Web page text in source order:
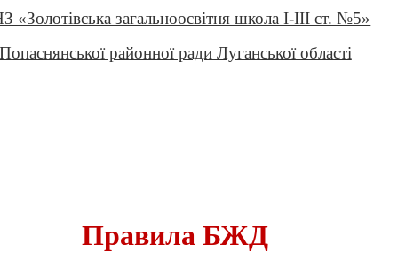
«Золотівська загальноосвітня школа І-ІІІ ст. №5»
районної ради Луганської області
Правила БЖД